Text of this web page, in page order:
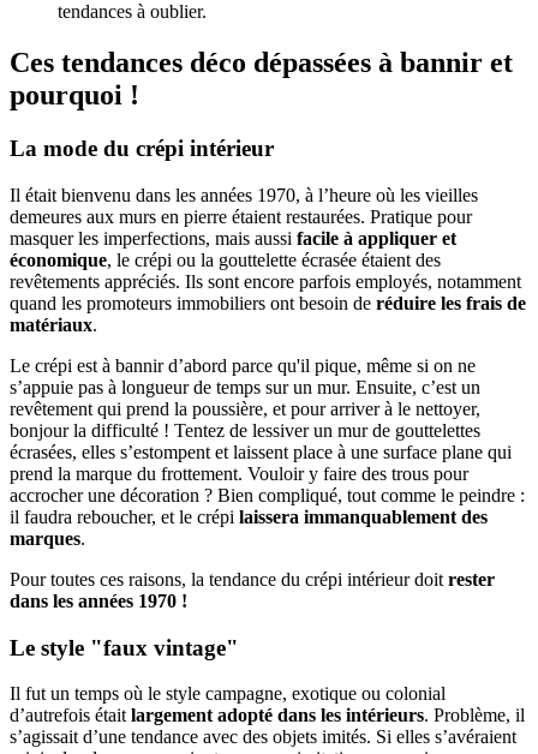
tendances à oublier.
Ces tendances déco dépassées à bannir et
pourquoi !
La mode du crépi intérieur
Il était bienvenu dans les années 1970, à l’heure où les vieilles
demeures aux murs en pierre étaient restaurées. Pratique pour
masquer les imperfections, mais aussi facile à appliquer et
économique, le crépi ou la gouttelette écrasée étaient des
revêtements appréciés. Ils sont encore parfois employés, notamment
quand les promoteurs immobiliers ont besoin de réduire les frais de
matériaux.
Le crépi est à bannir d’abord parce qu'il pique, même si on ne
s’appuie pas à longueur de temps sur un mur. Ensuite, c’est un
revêtement qui prend la poussière, et pour arriver à le nettoyer,
bonjour la difficulté ! Tentez de lessiver un mur de gouttelettes
écrasées, elles s’estompent et laissent place à une surface plane qui
prend la marque du frottement. Vouloir y faire des trous pour
accrocher une décoration ? Bien compliqué, tout comme le peindre :
il faudra reboucher, et le crépi laissera immanquablement des
marques.
Pour toutes ces raisons, la tendance du crépi intérieur doit rester
dans les années 1970 !
Le style "faux vintage"
Il fut un temps où le style campagne, exotique ou colonial
d’autrefois était largement adopté dans les intérieurs. Problème, il
s’agissait d’une tendance avec des objets imités. Si elles s’avéraient